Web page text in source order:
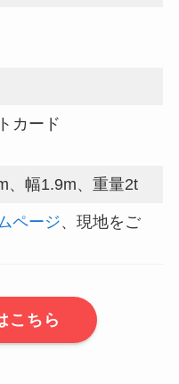
カード
、幅1.9m、重量2t
ページ、現地をご
こちら